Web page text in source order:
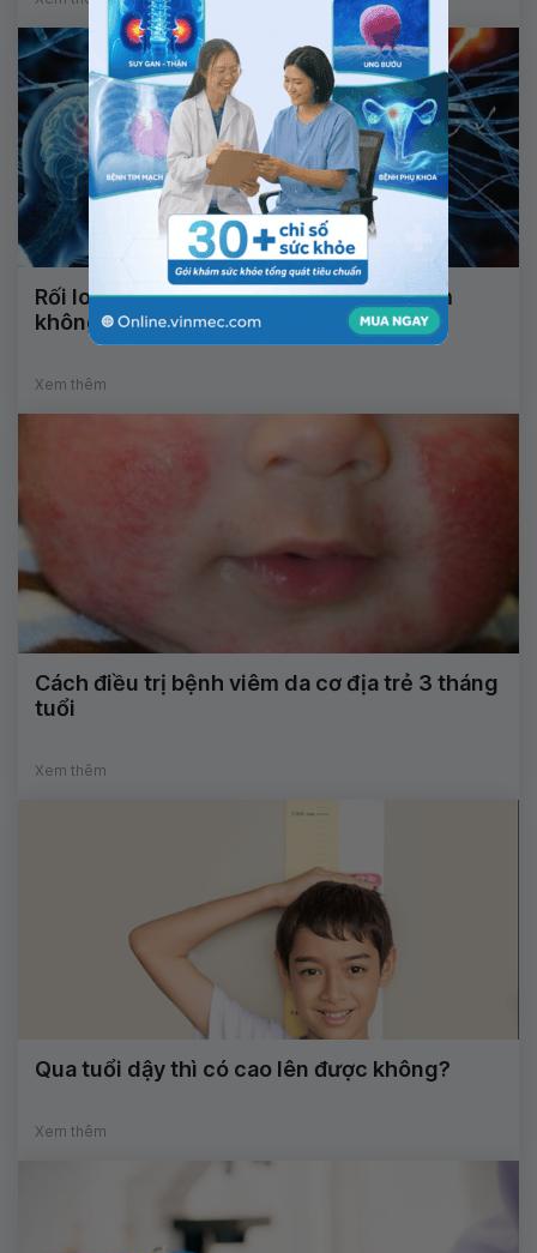
Rối loạn thần kinh thực vật có nguy hiểm
không?
Xem thêm
Cách điều trị bệnh viêm da cơ địa trẻ 3 tháng
tuổi
Xem thêm
Qua tuổi dậy thì có cao lên được không?
Xem thêm